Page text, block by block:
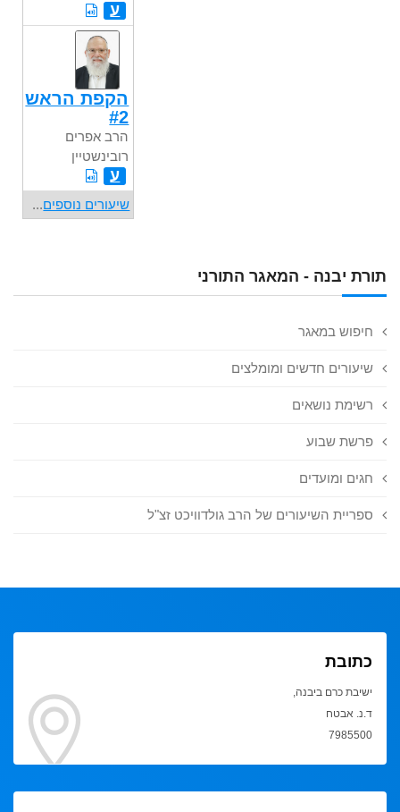
תורת יבנה - המאגר התורני
חיפוש במאגר
שיעורים חדשים ומומלצים
רשימת נושאים
פרשת שבוע
חגים ומועדים
ספריית השיעורים של הרב גולדוויכט זצ"ל
ע
הקפת הראש
#2
הרב אפרים
רובינשטיין
ע
שיעורים נוספים...
כתובת
ישיבת כרם ביבנה,
ד.נ. אבטח
7985500